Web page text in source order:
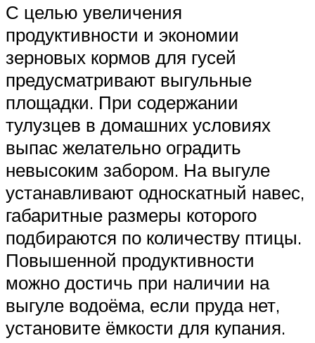
С целью увеличения
продуктивности и экономии
зерновых кормов для гусей
предусматривают выгульные
площадки. При содержании
тулузцев в домашних условиях
выпас желательно оградить
невысоким забором. На выгуле
устанавливают односкатный навес,
габаритные размеры которого
подбираются по количеству птицы.
Повышенной продуктивности
можно достичь при наличии на
выгуле водоёма, если пруда нет,
установите ёмкости для купания.